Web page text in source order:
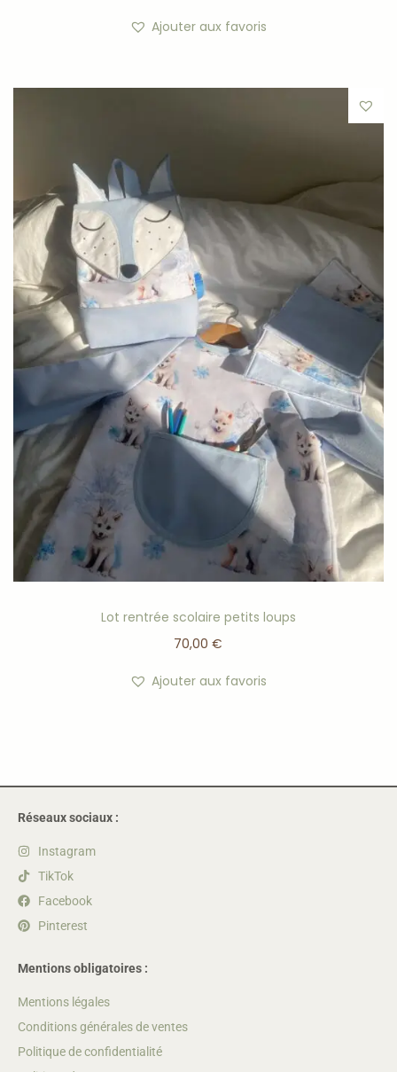
Ajouter aux favoris
Lot rentrée scolaire petits loups
70,00€
Ajouter aux favoris
Réseaux sociaux :
Instagram
TikTok
Facebook
Pinterest
Mentions obligatoires :
Mentions légales
Conditions générales de ventes
Politique de confidentialité